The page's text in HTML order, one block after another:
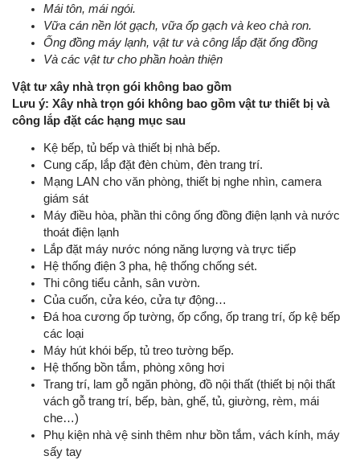
Mái tôn, mái ngói.
Vữa cán nền lót gạch, vữa ốp gạch và keo chà ron.
Ống đồng máy lạnh, vật tư và công lắp đặt ống đồng
Và các vật tư cho phần hoàn thiện
Vật tư xây nhà trọn gói không bao gồm
Lưu ý: Xây nhà trọn gói không bao gồm vật tư thiết bị và
công lắp đặt các hạng mục sau
Kệ bếp, tủ bếp và thiết bị nhà bếp.
Cung cấp, lắp đặt đèn chùm, đèn trang trí.
Mạng LAN cho văn phòng, thiết bị nghe nhìn, camera
giám sát
Máy điều hòa, phần thi công ống đồng điện lạnh và nước
thoát điện lạnh
Lắp đặt máy nước nóng năng lượng và trực tiếp
Hệ thống điện 3 pha, hệ thống chống sét.
Thi công tiểu cảnh, sân vườn.
Của cuốn, cửa kéo, cửa tự động…
Đá hoa cương ốp tường, ốp cổng, ốp trang trí, ốp kệ bếp
các loại
Máy hút khói bếp, tủ treo tường bếp.
Hệ thống bồn tắm, phòng xông hơi
Trang trí, lam gỗ ngăn phòng, đồ nội thất (thiết bị nội thất
vách gỗ trang trí, bếp, bàn, ghế, tủ, giường, rèm, mái
che…)
Phụ kiện nhà vệ sinh thêm như bồn tắm, vách kính, máy
sấy tay